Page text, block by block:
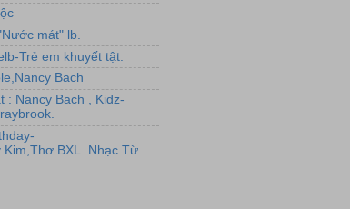
mát" lb.
Trẻ em khuyết tật.
Bach
: Nancy Bach , Kidz-
BXL. Nhạc Từ